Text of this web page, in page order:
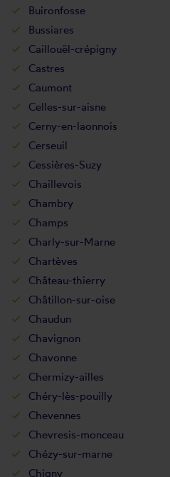
Buironfosse
Bussiares
Caillouël-crépigny
Castres
Caumont
Celles-sur-aisne
Cerny-en-laonnois
Cerseuil
Cessières-Suzy
Chaillevois
Chambry
Champs
Charly-sur-Marne
Chartèves
Château-thierry
Châtillon-sur-oise
Chaudun
Chavignon
Chavonne
Chermizy-ailles
Chéry-lès-pouilly
Chevennes
Chevresis-monceau
Chézy-sur-marne
Chigny